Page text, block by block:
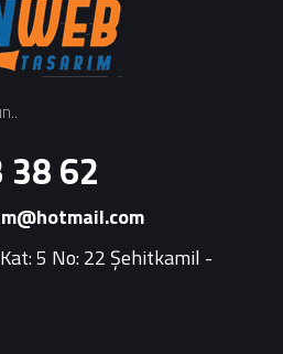
62
5 No: 22 Şehitkamil -